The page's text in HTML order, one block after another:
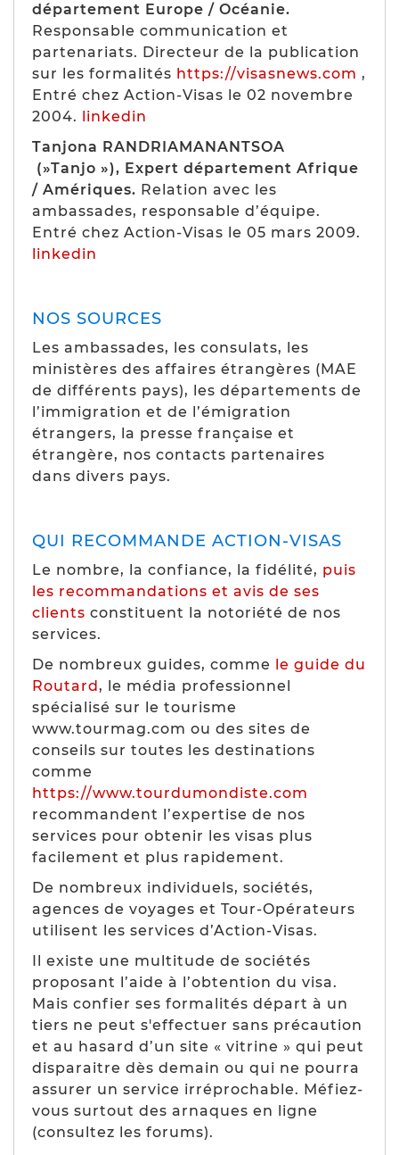
département Europe / Océanie.
Responsable communication et
partenariats. Directeur de la publication
sur les formalités https://visasnews.com ,
Entré chez Action-Visas le 02 novembre
2004. linkedin
Tanjona RANDRIAMANANTSOA
(»Tanjo »), Expert département Afrique
/ Amériques. Relation avec les
ambassades, responsable d’équipe.
Entré chez Action-Visas le 05 mars 2009.
linkedin
NOS SOURCES
Les ambassades, les consulats, les
ministères des affaires étrangères (MAE
de différents pays), les départements de
l’immigration et de l’émigration
étrangers, la presse française et
étrangère, nos contacts partenaires
dans divers pays.
QUI RECOMMANDE ACTION-VISAS
Le nombre, la confiance, la fidélité, puis
les recommandations et avis de ses
clients constituent la notoriété de nos
services.
De nombreux guides, comme le guide du
Routard, le média professionnel
spécialisé sur le tourisme
www.tourmag.com ou des sites de
conseils sur toutes les destinations
comme
https://www.tourdumondiste.com
recommandent l’expertise de nos
services pour obtenir les visas plus
facilement et plus rapidement.
De nombreux individuels, sociétés,
agences de voyages et Tour-Opérateurs
utilisent les services d’Action-Visas.
Il existe une multitude de sociétés
proposant l’aide à l’obtention du visa.
Mais confier ses formalités départ à un
tiers ne peut s'effectuer sans précaution
et au hasard d’un site « vitrine » qui peut
disparaitre dès demain ou qui ne pourra
assurer un service irréprochable. Méfiez-
vous surtout des arnaques en ligne
(consultez les forums).